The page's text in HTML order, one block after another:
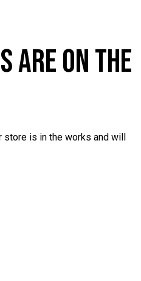
ARE ON THE
store is in the works and will